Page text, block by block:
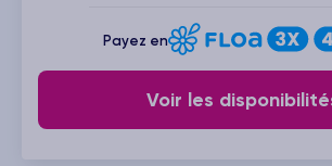
Payez en
Voir les